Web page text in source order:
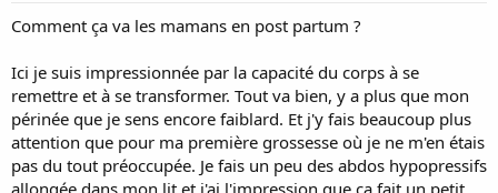
Comment ça va les mamans en post partum ?
Ici je suis impressionnée par la capacité du corps à se
remettre et à se transformer. Tout va bien, y a plus que mon
périnée que je sens encore faiblard. Et j'y fais beaucoup plus
attention que pour ma première grossesse où je ne m'en étais
pas du tout préoccupée. Je fais un peu des abdos hypopressifs
allongée dans mon lit et j'ai l'impression que ça fait un petit